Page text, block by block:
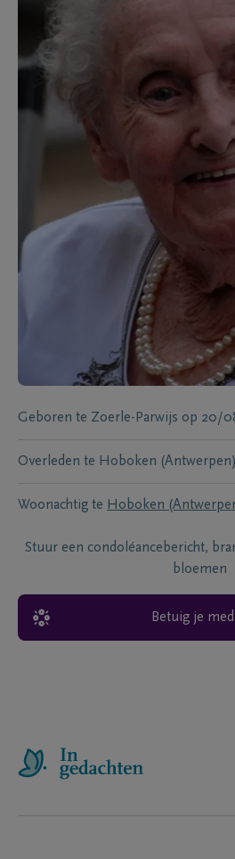
Geboren te Zoerle-Parwijs op 20/
Overleden te Hoboken (Antwerpen)
Woonachtig te Hoboken
Stuur een condoléancebericht,
bloemen
Betuig je